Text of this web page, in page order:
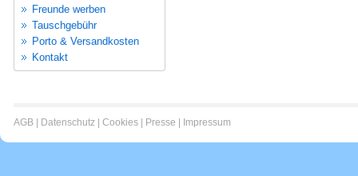
Freunde werben
Tauschgebühr
Porto & Versandkosten
Kontakt
AGB Datenschutz Cookies Presse Impressum